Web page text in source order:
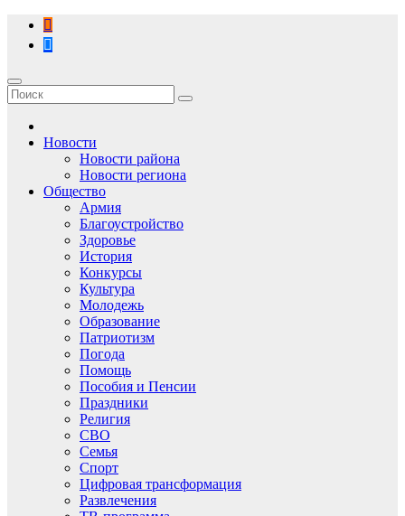
Перейти
содержимому
Новости
Новости района
Новости региона
Общество
Армия
Благоустройство
Здоровье
История
Конкурсы
Культура
Молодежь
Образование
Патриотизм
Погода
Помощь
Пособия и Пенсии
Праздники
Религия
СВО
Семья
Спорт
Цифровая трансформация
Развлечения